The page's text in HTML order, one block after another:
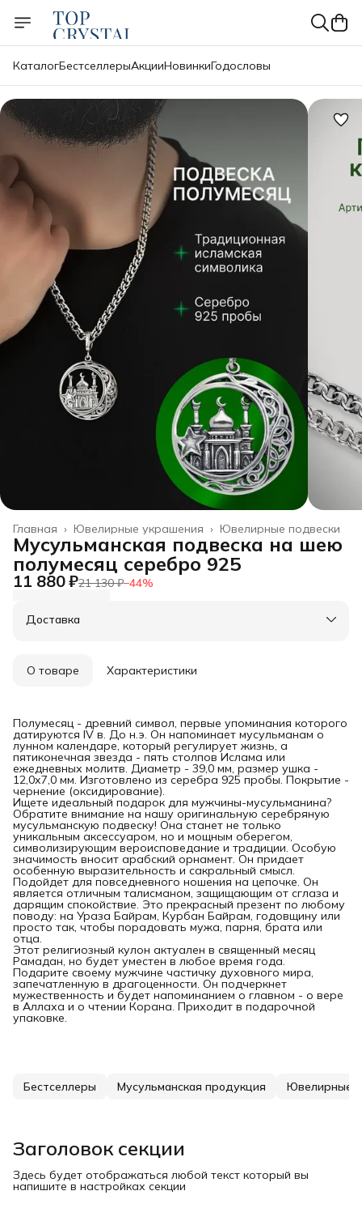
КаталогБестселлерыАкцииНовинкиГодословы
Ювелирные подвески
Ювелирные украшения ›
Главная ›
Мусульманская подвеска на шею
полумесяц серебро 925
11 880 ₽21 130 ₽−44%
Доставка
О товаре Характеристики
Полумесяц - древний символ, первые упоминания которого
датируются IV в. До н.э. Он напоминает мусульманам о
лунном календаре, который регулирует жизнь, а
пятиконечная звезда - пять столпов Ислама или
ежедневных молитв. Диаметр - 39,0 мм, размер ушка -
12,0х7,0 мм. Изготовлено из серебра 925 пробы. Покрытие -
чернение (оксидирование).
Ищете идеальный подарок для мужчины-мусульманина?
Обратите внимание на нашу оригинальную серебряную
мусульманскую подвеску! Она станет не только
уникальным аксессуаром, но и мощным оберегом,
символизирующим вероисповедание и традиции. Особую
значимость вносит арабский орнамент. Он придает
особенную выразительность и сакральный смысл.
Подойдет для повседневного ношения на цепочке. Он
является отличным талисманом, защищающим от сглаза и
дарящим спокойствие. Это прекрасный презент по любому
поводу: на Ураза Байрам, Курбан Байрам, годовщину или
просто так, чтобы порадовать мужа, парня, брата или
отца.
Этот религиозный кулон актуален в священный месяц
Рамадан, но будет уместен в любое время года.
Подарите своему мужчине частичку духовного мира,
запечатленную в драгоценности. Он подчеркнет
мужественность и будет напоминанием о главном - о вере
в Аллаха и о чтении Корана. Приходит в подарочной
упаковке.
Бестселлеры Мусульманская продукция Ювелирные
Заголовок секции
Здесь будет отображаться любой текст который вы
напишите в настройках секции